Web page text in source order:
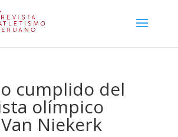
cumplido del
olímpico
Niekerk